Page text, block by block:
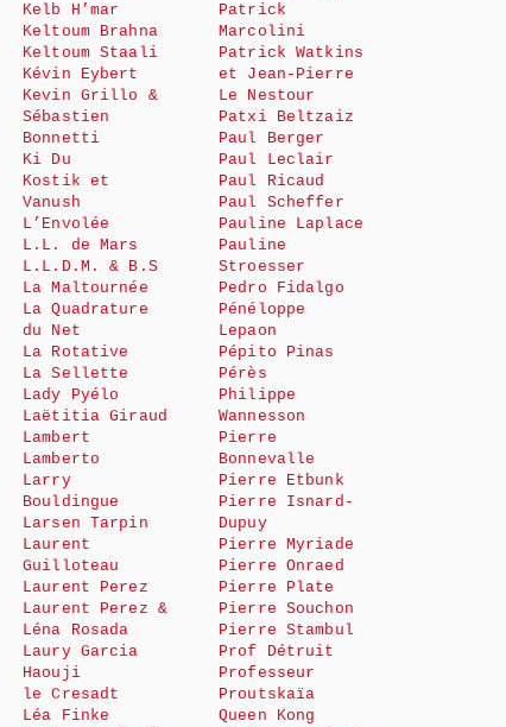
Kelb H’mar
Keltoum Brahna
Keltoum Staali
Kévin Eybert
Kevin Grillo &
Sébastien
Bonnetti
Ki Du
Kostik et
Vanush
L’Envolée
L.L. de Mars
L.L.D.M. & B.S
La Maltournée
La Quadrature
du Net
La Rotative
La Sellette
Lady Pyélo
Laëtitia Giraud
Lambert
Lamberto
Larry
Bouldingue
Larsen Tarpin
Laurent
Guilloteau
Laurent Perez
Laurent Perez &
Léna Rosada
Laury Garcia
Haouji
le Cresadt
Léa Finke
Patrick
Marcolini
Patrick Watkins
et Jean-Pierre
Le Nestour
Patxi Beltzaiz
Paul Berger
Paul Leclair
Paul Ricaud
Paul Scheffer
Pauline Laplace
Pauline
Stroesser
Pedro Fidalgo
Pénéloppe
Lepaon
Pépito Pinas
Pérès
Philippe
Wannesson
Pierre
Bonnevalle
Pierre Etbunk
Pierre Isnard-
Dupuy
Pierre Myriade
Pierre Onraed
Pierre Plate
Pierre Souchon
Pierre Stambul
Prof Détruit
Professeur
Proutskaïa
Queen Kong